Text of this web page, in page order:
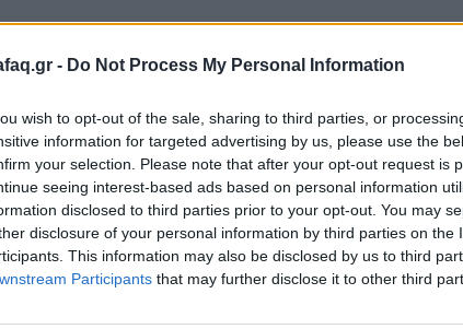
- Do Not Process My Personal Information
wish to opt-out of the sale, sharing to third parties, or
information for targeted advertising by us, please use the
your selection. Please note that after your opt-out request is
seeing interest-based ads based on personal information
disclosed to third parties prior to your opt-out. You may
disclosure of your personal information by third parties on the
This information may also be disclosed by us to third
Participants that may further disclose it to other third